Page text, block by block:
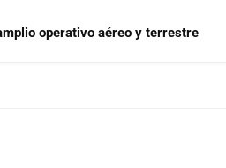
operativo aéreo y terrestre